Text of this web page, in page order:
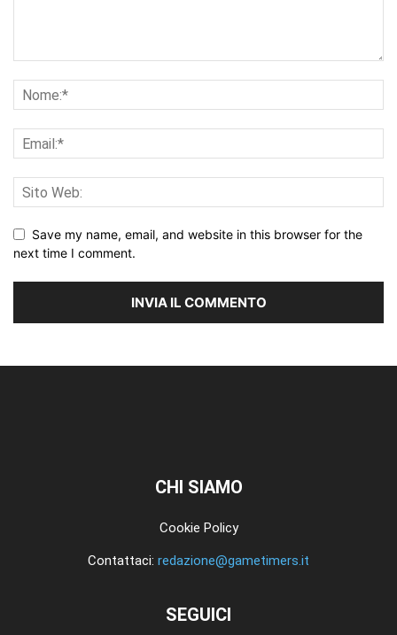
Save my name, email, and website in this browser for the
next time I comment.
CHI SIAMO
Cookie Policy
Contattaci: redazione@gametimers.it
SEGUICI